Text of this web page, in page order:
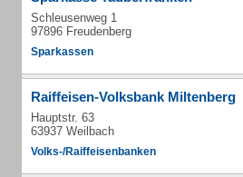
Schleusenweg 1
97896 Freudenberg
Sparkassen
Raiffeisen-Volksbank Miltenberg
Hauptstr. 63
63937 Weilbach
Volks-/Raiffeisenbanken